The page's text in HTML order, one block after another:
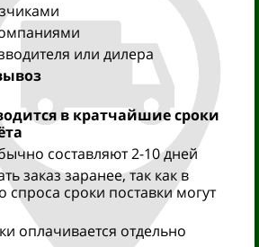
или дилера
в кратчайшие сроки
составляют 2-10 дней
заказ заранее, так как в
спроса сроки поставки могут
оплачивается отдельно